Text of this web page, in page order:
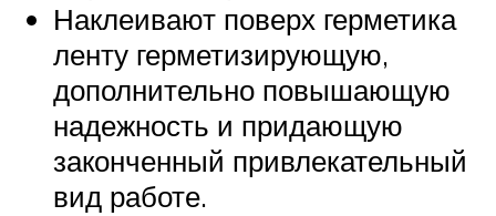
Наклеивают поверх герметика
ленту герметизирующую,
дополнительно повышающую
надежность и придающую
законченный привлекательный
вид работе.